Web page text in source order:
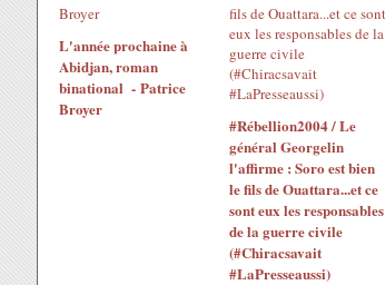
L'année prochaine à
Abidjan, roman
binational - Patrice
Broyer
#Rébellion2004 / Le
général Georgelin
l'affirme : Soro est bien
le fils de Ouattara...et ce
sont eux les responsables
de la guerre civile
(#Chiracsavait
#LaPresseaussi)